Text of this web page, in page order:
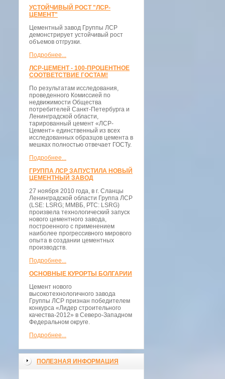
УСТОЙЧИВЫЙ РОСТ "ЛСР-
ЦЕМЕНТ"
Цементный завод Группы ЛСР
демонстрирует устойчивый рост
объемов отгрузки.
Подробнее...
ЛСР-ЦЕМЕНТ - 100-ПРОЦЕНТНОЕ
СООТВЕТСТВИЕ ГОСТАМ!
По результатам исследования,
проведенного Комиссией по
недвижимости Общества
потребителей Санкт-Петербурга и
Ленинградской области,
тарированный цемент «ЛСР-
Цемент» единственный из всех
исследованных образцов цемента в
мешках полностью отвечает ГОСТу.
Подробнее...
ГРУППА ЛСР ЗАПУСТИЛА НОВЫЙ
ЦЕМЕНТНЫЙ ЗАВОД
27 ноября 2010 года, в г. Сланцы
Ленинградской области Группа ЛСР
(LSE: LSRG; ММВБ, РТС: LSRG)
произвела технологический запуск
нового цементного завода,
построенного с применением
наиболее прогрессивного мирового
опыта в создании цементных
производств.
Подробнее...
ОСНОВНЫЕ КУРОРТЫ БОЛГАРИИ
Цемент нового
высокотехнологичного завода
Группы ЛСР признан победителем
конкурса «Лидер строительного
качества-2012» в Северо-Западном
Федеральном округе.
Подробнее...
ПОЛЕЗНАЯ ИНФОРМАЦИЯ